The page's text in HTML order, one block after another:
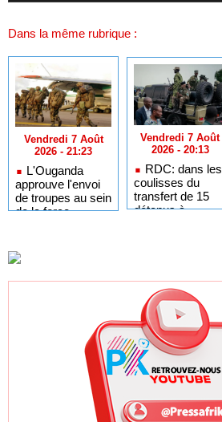
Dans la même rubrique :
Vendredi 7 Août
2026 - 21:23
L'Ouganda
approuve l'envoi
de troupes au sein
de la force
Vendredi 7 Août
2026 - 20:13
RDC: dans les
coulisses du
transfert de 15
détenus à